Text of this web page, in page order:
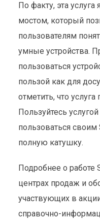
По факту, эта
мостом, который
пользователям
умные устройства.
пользоваться
пользой как для
отметить, что
Пользуйтесь
пользоваться своим
полную катушку.
Подробнее о
центрах продаж и
участвующих в
справочно-